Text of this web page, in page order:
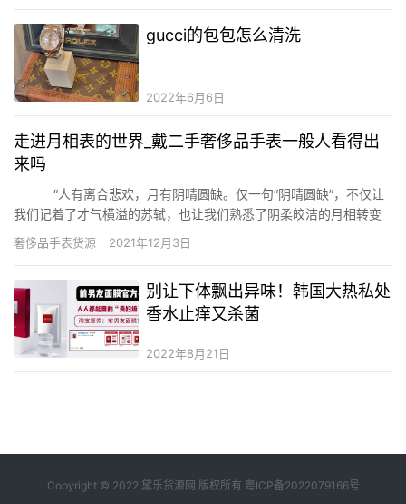
gucci的包包怎么清洗
2022年6月6日
走进月相表的世界_戴二手奢侈品手表一般人看得出
来吗
“人有离合悲欢，月有阴晴圆缺。仅一句“阴晴圆缺”，不仅让
我们记着了才气横溢的苏轼，也让我们熟悉了阴柔皎洁的月相转变
盈亏的特点。所谓月相表，正是有感于月亮圆缺转变的特点，在表
盘上有一个弧形(半圆形)的小窗，多设在十二点或六点的位置上，通
奢侈品手表货源 2021年12月3日
别让下体飘出异味！韩国大热私处
香水止痒又杀菌
2022年8月21日
Copyright © 2022 黛乐货源网 版权所有 粤ICP备2022079166号